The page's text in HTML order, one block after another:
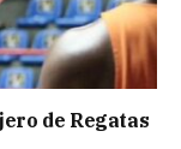
de Regatas